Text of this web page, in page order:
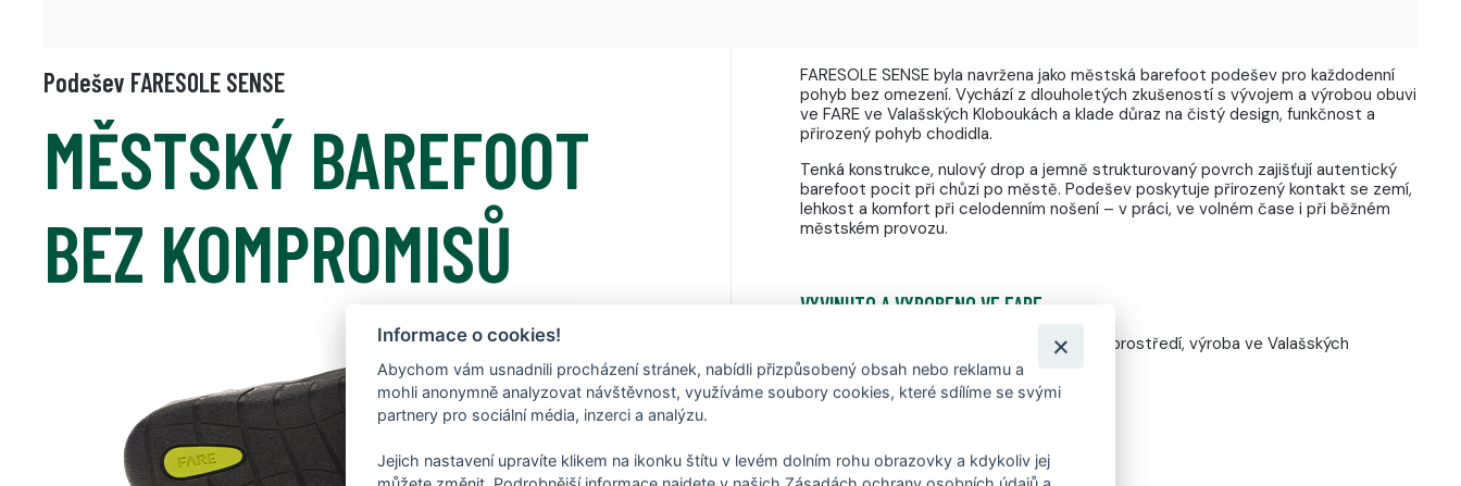
Podešev FARESOLE SENSE
MĚSTSKÝ BAREFOOT
BEZ KOMPROMISŮ
FARESOLE SENSE byla navržena jako městská barefoot podešev pro každodenní
pohyb bez omezení. Vychází z dlouholetých zkušeností s vývojem a výrobou obuvi
ve FARE ve Valašských Kloboukách a klade důraz na čistý design, funkčnost a
přirozený pohyb chodidla.
Tenká konstrukce, nulový drop a jemně strukturovaný povrch zajišťují autentický
barefoot pocit při chůzi po městě. Podešev poskytuje přirozený kontakt se zemí,
lehkost a komfort při celodenním nošení – v práci, ve volném čase i při běžném
městském provozu.
VYVINUTO A VYROBENO VE FARE
Vlastní konstrukce navržená pro městské prostředí, výroba ve Valašských
Kloboukách
OPTIMALIZOVÁNO PRO MĚSTO
Informace o cookies!
Abychom vám usnadnili procházení stránek, nabídli přizpůsobený obsah nebo reklamu a
mohli anonymně analyzovat návštěvnost, využíváme soubory cookies, které sdílíme se svými
partnery pro sociální média, inzerci a analýzu.
Jejich nastavení upravíte klikem na ikonku štítu v levém dolním rohu obrazovky a kdykoliv jej